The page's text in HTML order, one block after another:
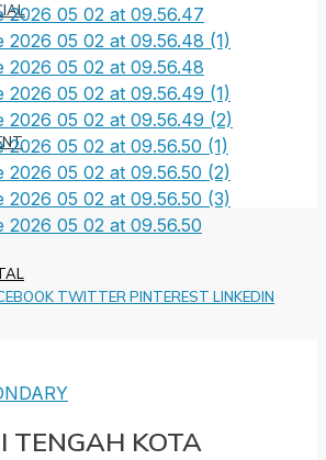
TWITTER PINTEREST LINKEDIN
TENGAH KOTA